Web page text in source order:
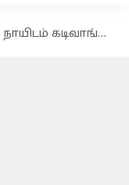
நாயிடம் கடிவாங்கிய அர்ஜுன் டெண்டுல்கர்! வைரலாகும் வீடியோ!